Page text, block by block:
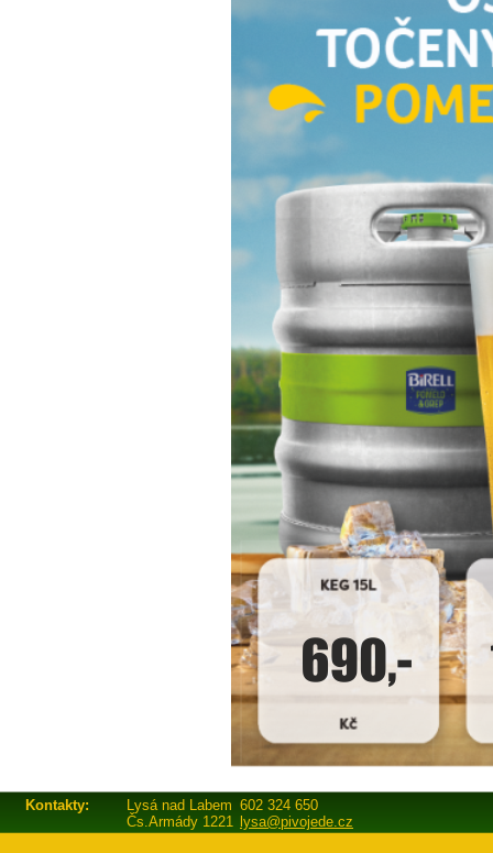
Kontakty: Lysá nad Labem 602 324 650
Čs.Armády 1221 lysa@pivojede.cz